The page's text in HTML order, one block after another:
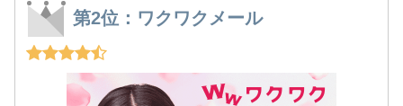
第2位：ワクワクメール